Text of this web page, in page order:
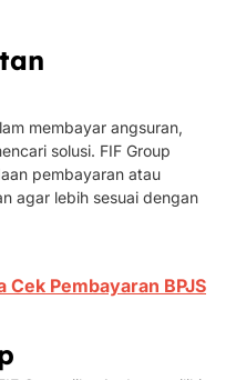
membayar angsuran,
solusi. FIF Group
pembayaran atau
agar lebih sesuai dengan
Cek Pembayaran BPJS